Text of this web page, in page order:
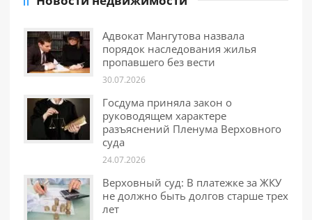
Адвокат Мангутова назвала
порядок наследования жилья
пропавшего без вести
30.07.2026
Госдума приняла закон о
руководящем характере
разъяснений Пленума Верховного
суда
24.07.2026
Верховный суд: В платежке за ЖКУ
не должно быть долгов старше трех
лет